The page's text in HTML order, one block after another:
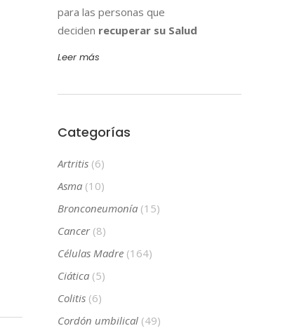
para las personas que
deciden recuperar su Salud
Leer más
Categorías
Artritis(6)
Asma(10)
Bronconeumonía(15)
Cancer(8)
Células Madre(164)
Ciática(5)
Colitis(6)
Cordón umbilical(49)